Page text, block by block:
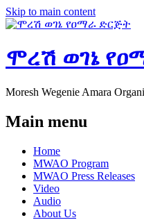
Skip to main content
ሞረሽ ወገኔ
Moresh Wegenie Amara
Main menu
Home
MWAO Program
MWAO Press Releases
Video
Audio
About Us